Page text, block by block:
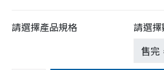
請選擇產品規格 請選擇